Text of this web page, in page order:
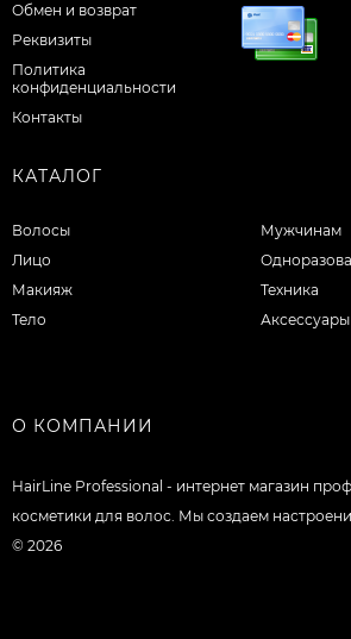
Обмен и возврат
Реквизиты
Политика
конфиденциальности
Контакты
КАТАЛОГ
Волосы
Лицо
Макияж
Тело
Мужчинам
Техника
Аксессуары
О КОМПАНИИ
HairLine Professional - интернет магазин
косметики для волос. Мы создаем
© 2026